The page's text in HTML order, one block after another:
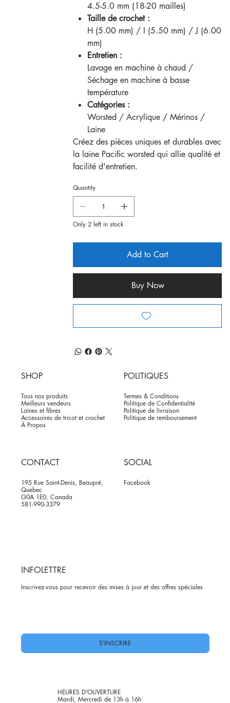
4.5-5.0 mm (18-20 mailles)
Taille de crochet :
H (5.00 mm) / I (5.50 mm) / J (6.00
mm)
Entretien :
Lavage en machine à chaud /
Séchage en machine à basse
température
Catégories :
Worsted / Acrylique / Mérinos /
Laine
Créez des pièces uniques et durables avec
la laine Pacific worsted qui allie qualité et
facilité d'entretien.
Quantity
Only 2 left in stock
Add to Cart
Buy Now
SHOP
Tous nos produits
Meilleurs vendeurs
Laines et fibres
Accessoires de tricot et crochet
À Propos
POLITIQUES
Termes & Conditions
Politique de Confidentialité
Politique de livraison
Politique de remboursement
CONTACT
195 Rue Saint-Denis, Beaupré,
Quebec
G0A 1E0, Canada
581-990-3379
SOCIAL
Facebook
INFOLETTRE
Inscrivez-vous pour recevoir des mises à jour et des offres spéciales
S'INSCRIRE
HEURES D'OUVERTURE
Mardi, Mercredi de 13h à 16h